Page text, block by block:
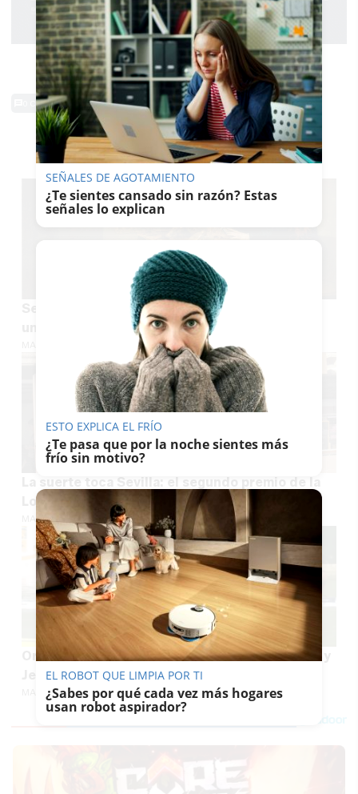
0 Comentarios
TE PUEDE INTERESAR
Sevilla recupera en una subasta de Nueva York
una joya desconocida de Miguel Mañara
La suerte toca Sevilla: el segundo premio de la
Lotería Nacional se vende en Quinto
MARÍA CRISOL
Oro mundial de remo para Sevilla: Manuel Cruz y
Jesús Ortega conquistan el Mundial sub19
MARÍA CRISOL
SEÑALES DE AGOTAMIENTO
¿Te sientes cansado sin razón? Estas
señales lo explican
ESTO EXPLICA EL FRÍO
¿Te pasa que por la noche sientes más
frío sin motivo?
EL ROBOT QUE LIMPIA POR TI
¿Sabes por qué cada vez más hogares
usan robot aspirador?